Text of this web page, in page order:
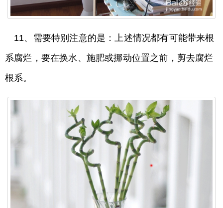
11、需要特别注意的是：上述情况都有可能带来根
系腐烂，要在换水、施肥或挪动位置之前，剪去腐烂
根系。